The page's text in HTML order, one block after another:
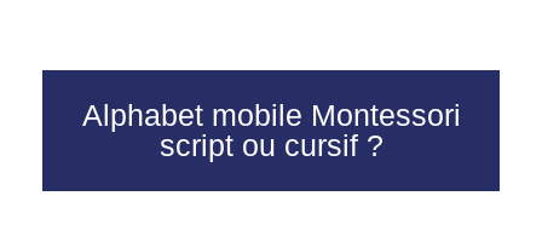
Alphabet mobile Montessori
script ou cursif ?